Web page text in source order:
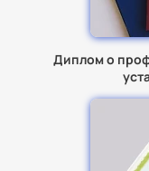
Диплом о